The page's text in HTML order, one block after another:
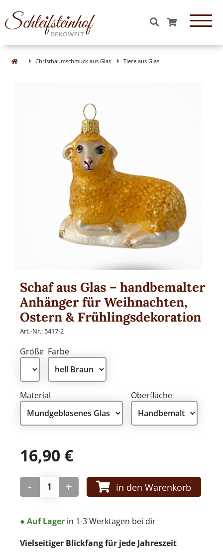
OBJEKTE & FIGUREN
Katzen
Hunde
Hasen
Vögel
Pferde
Kühe
Schweine
Schafe
Eichhörnchen
Affen
Figuren aus Glas
Natur& Wald aus Glas
Obst aus Glas
WEIHNACHTEN
Traditionell
Premium Qualität
Gold und Silber
Kinderwelt
Christbaumschmuck aus Glas Tiere aus Glas
Schaf aus Glas – handbemalter
Anhänger für Weihnachten,
Ostern & Frühlingsdekoration
Art.-Nr.: 5417-2
Größe Farbe
Material Oberfläche
16,90 €
- + in den Warenkorb
● Auf Lager in 1-3 Werktagen bei dir
Vielseitiger Blickfang für jede Jahreszeit